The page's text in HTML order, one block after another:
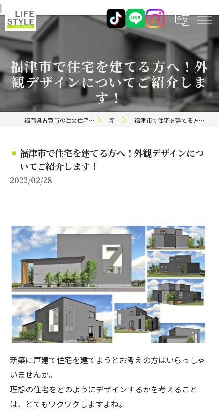
|
福津市で住宅を建てる方へ！外
観デザインについてご紹介しま
す！
福岡県古賀市の注文住宅ならライフスタイル 一級建築士事務所 新着情報 福津市で住宅を建てる方へ！外観デザインについてご紹介します！
福津市で住宅を建てる方へ！外観デザインにつ
いてご紹介します！
2022/02/28
新築に戸建て住宅を建てようとお考えの方はいらっしゃ
いませんか。
理想の住宅をどのようにデザインするかを考えること
は、とてもワクワクしますよね。